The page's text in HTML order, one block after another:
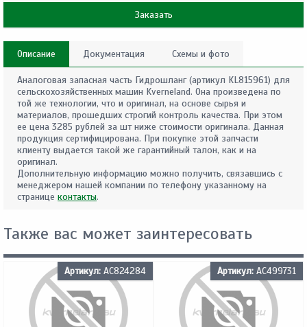
Заказать
Описание Документация Схемы и фото
Аналоговая запасная часть Гидрошланг (артикул KL815961) для
сельскохозяйственных машин Kverneland. Она произведена по
той же технологии, что и оригинал, на основе сырья и
материалов, прошедших строгий контроль качества. При этом
ее цена 3285 рублей за шт ниже стоимости оригинала. Данная
продукция сертифицирована. При покупке этой запчасти
клиенту выдается такой же гарантийный талон, как и на
оригинал.
Дополнительную информацию можно получить, связавшись с
менеджером нашей компании по телефону указанному на
странице контакты.
Также вас может заинтересовать
Артикул: AC824284 Артикул: AC499731